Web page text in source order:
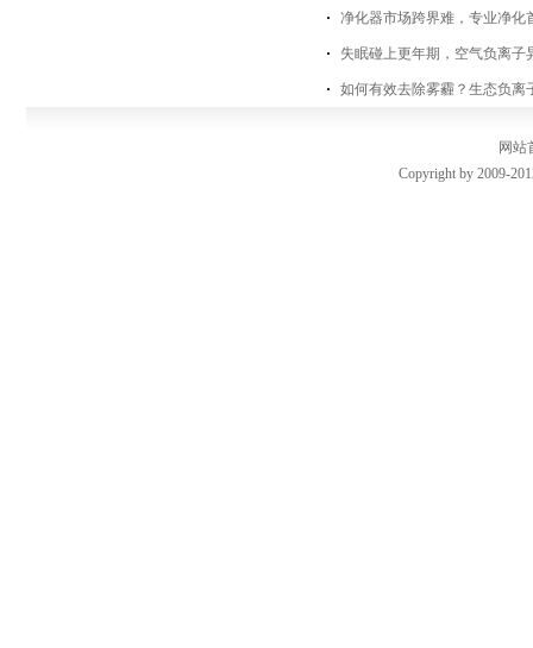
净化器市场跨界难，专业净化
失眠碰上更年期，空气负离子
如何有效去除雾霾？生态负离
网站
Copyright by 2009-